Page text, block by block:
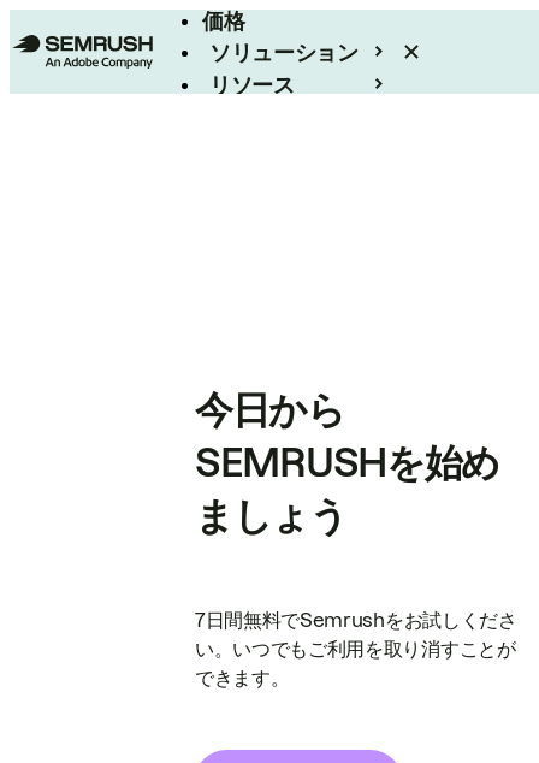
価格
ソリューション
リソース
今日から
SEMRUSHを始め
ましょう
7日間無料でSemrushをお試しくださ
い。いつでもご利用を取り消すことが
できます。